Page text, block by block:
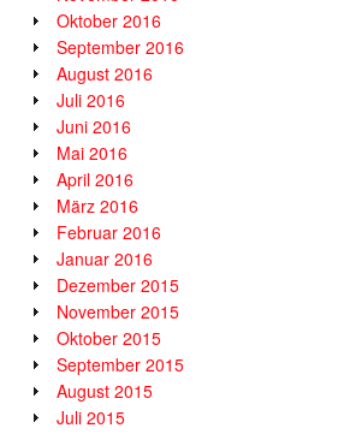
Oktober 2016
September 2016
August 2016
Juli 2016
Juni 2016
Mai 2016
April 2016
März 2016
Februar 2016
Januar 2016
Dezember 2015
November 2015
Oktober 2015
September 2015
August 2015
Juli 2015